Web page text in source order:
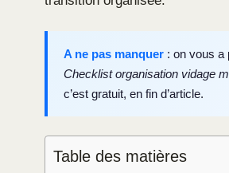
A ne pas manquer : on vous a
Checklist organisation vidage
c’est gratuit, en fin d’article.
Table des matières